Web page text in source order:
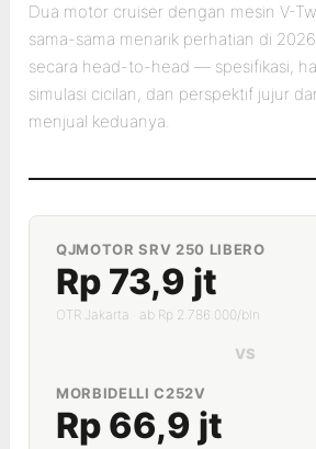
Dua motor cruiser dengan mesin V-
sama-sama menarik perhatian di
secara head-to-head — spesifikasi,
simulasi cicilan, dan perspektif jujur
menjual keduanya.
QJMOTOR SRV 250 LIBERO
Rp 73,9 jt
OTR Jakarta · ab Rp 2.786.000/bln
VS
MORBIDELLI C252V
Rp 66,9 jt